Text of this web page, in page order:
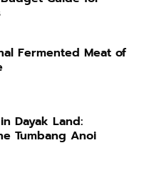
Fermented Meat of
Dayak Land:
Tumbang Anoi